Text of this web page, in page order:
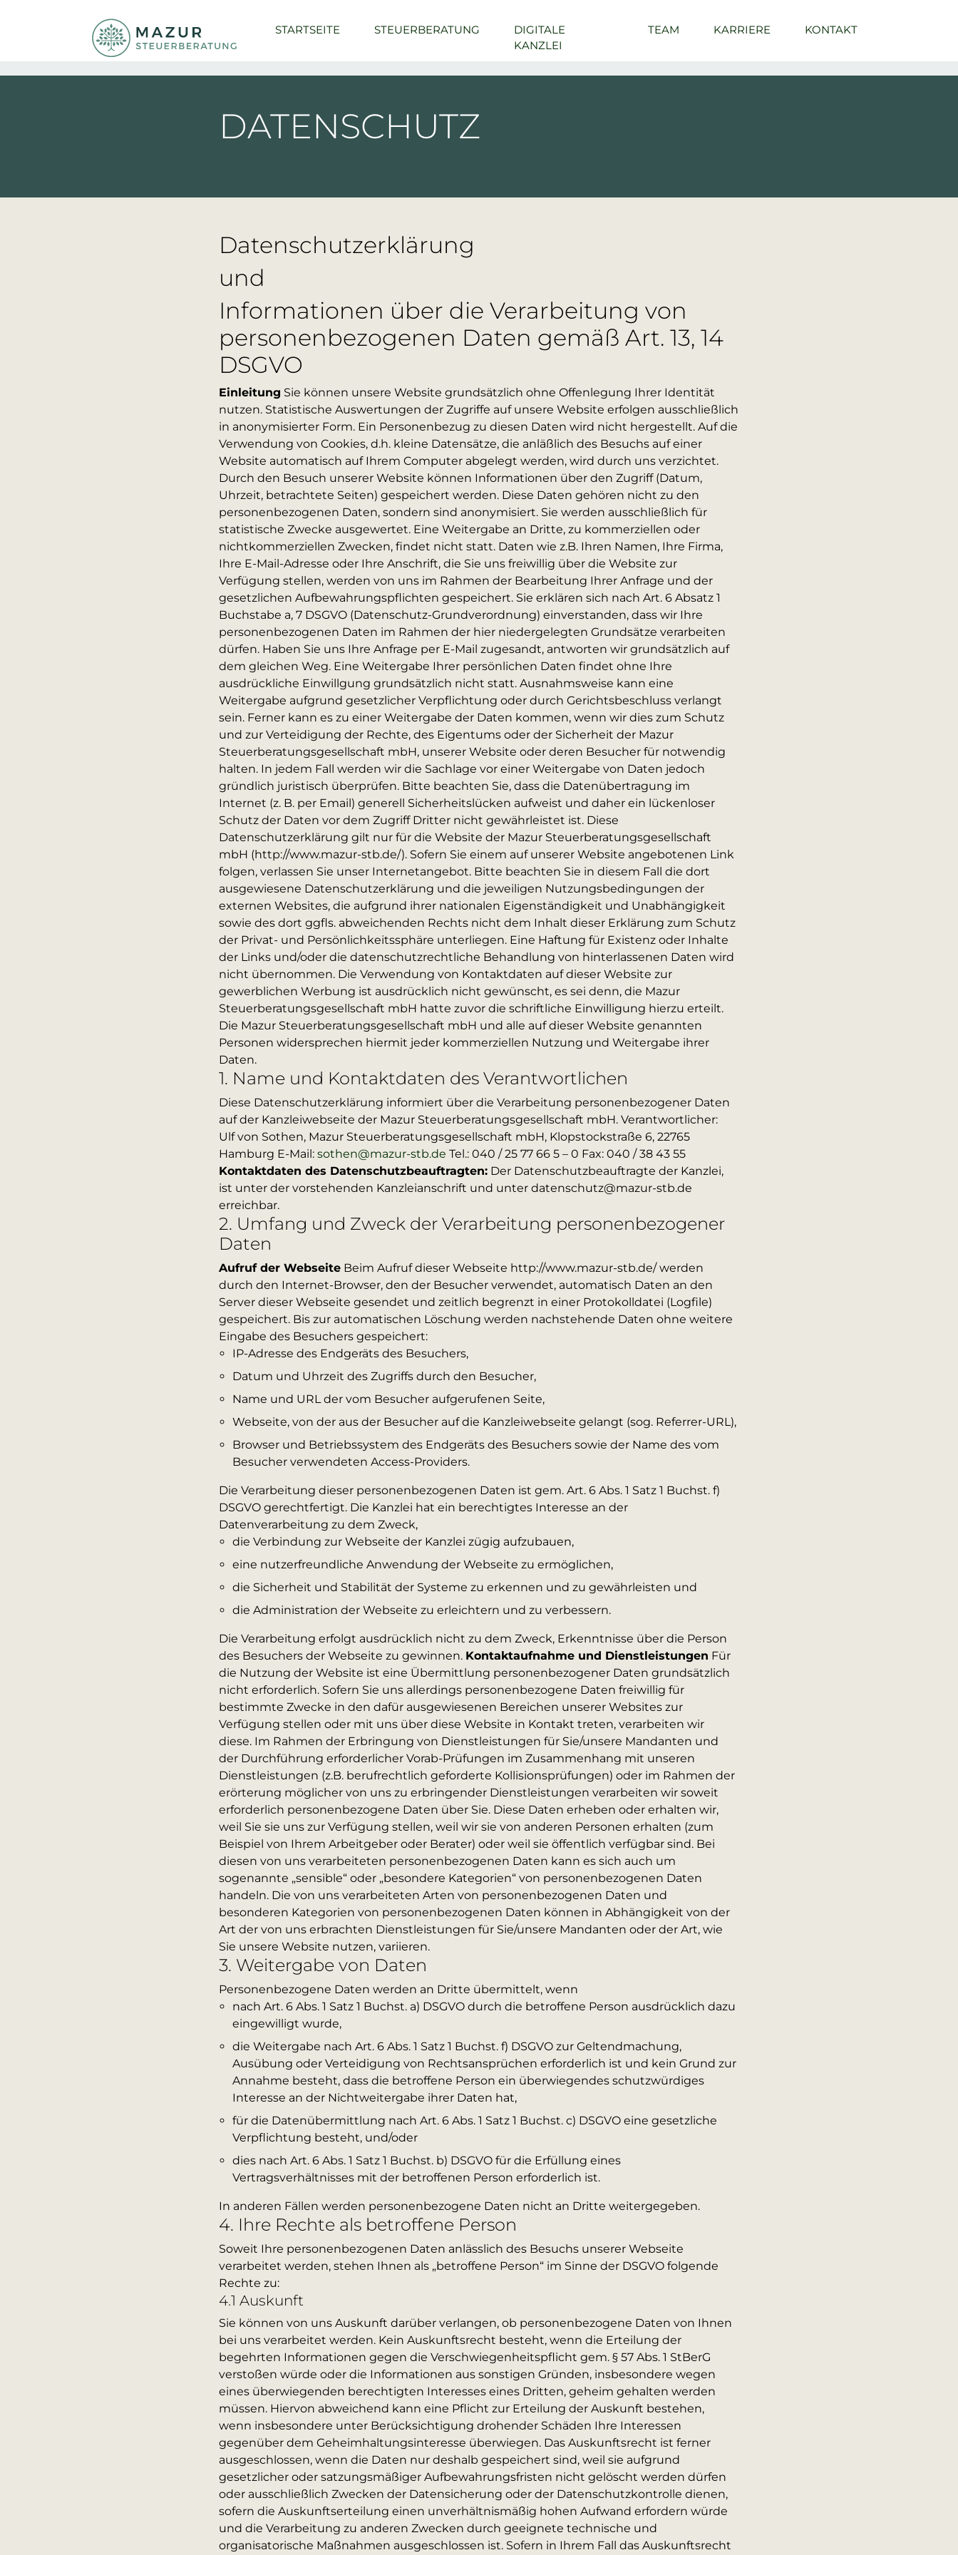
STARTSEITE STEUERBERATUNG
DIGITALE
KANZLEI
TEAM KARRIERE KONTAKT
DATENSCHUTZ
Datenschutzerklärung
und
Informationen über die Verarbeitung von
personenbezogenen Daten gemäß Art. 13, 14
DSGVO
Einleitung Sie können unsere Website grundsätzlich ohne Offenlegung Ihrer Identität
nutzen. Statistische Auswertungen der Zugriffe auf unsere Website erfolgen ausschließlich
in anonymisierter Form. Ein Personenbezug zu diesen Daten wird nicht hergestellt. Auf die
Verwendung von Cookies, d.h. kleine Datensätze, die anläßlich des Besuchs auf einer
Website automatisch auf Ihrem Computer abgelegt werden, wird durch uns verzichtet.
Durch den Besuch unserer Website können Informationen über den Zugriff (Datum,
Uhrzeit, betrachtete Seiten) gespeichert werden. Diese Daten gehören nicht zu den
personenbezogenen Daten, sondern sind anonymisiert. Sie werden ausschließlich für
statistische Zwecke ausgewertet. Eine Weitergabe an Dritte, zu kommerziellen oder
nichtkommerziellen Zwecken, findet nicht statt. Daten wie z.B. Ihren Namen, Ihre Firma,
Ihre E-Mail-Adresse oder Ihre Anschrift, die Sie uns freiwillig über die Website zur
Verfügung stellen, werden von uns im Rahmen der Bearbeitung Ihrer Anfrage und der
gesetzlichen Aufbewahrungspflichten gespeichert. Sie erklären sich nach Art. 6 Absatz 1
Buchstabe a, 7 DSGVO (Datenschutz-Grundverordnung) einverstanden, dass wir Ihre
personenbezogenen Daten im Rahmen der hier niedergelegten Grundsätze verarbeiten
dürfen. Haben Sie uns Ihre Anfrage per E-Mail zugesandt, antworten wir grundsätzlich auf
dem gleichen Weg. Eine Weitergabe Ihrer persönlichen Daten findet ohne Ihre
ausdrückliche Einwillgung grundsätzlich nicht statt. Ausnahmsweise kann eine
Weitergabe aufgrund gesetzlicher Verpflichtung oder durch Gerichtsbeschluss verlangt
sein. Ferner kann es zu einer Weitergabe der Daten kommen, wenn wir dies zum Schutz
und zur Verteidigung der Rechte, des Eigentums oder der Sicherheit der Mazur
Steuerberatungsgesellschaft mbH, unserer Website oder deren Besucher für notwendig
halten. In jedem Fall werden wir die Sachlage vor einer Weitergabe von Daten jedoch
gründlich juristisch überprüfen. Bitte beachten Sie, dass die Datenübertragung im
Internet (z. B. per Email) generell Sicherheitslücken aufweist und daher ein lückenloser
Schutz der Daten vor dem Zugriff Dritter nicht gewährleistet ist. Diese
Datenschutzerklärung gilt nur für die Website der Mazur Steuerberatungsgesellschaft
mbH (http://www.mazur-stb.de/). Sofern Sie einem auf unserer Website angebotenen Link
folgen, verlassen Sie unser Internetangebot. Bitte beachten Sie in diesem Fall die dort
ausgewiesene Datenschutzerklärung und die jeweiligen Nutzungsbedingungen der
externen Websites, die aufgrund ihrer nationalen Eigenständigkeit und Unabhängigkeit
sowie des dort ggfls. abweichenden Rechts nicht dem Inhalt dieser Erklärung zum Schutz
der Privat- und Persönlichkeitssphäre unterliegen. Eine Haftung für Existenz oder Inhalte
der Links und/oder die datenschutzrechtliche Behandlung von hinterlassenen Daten wird
nicht übernommen. Die Verwendung von Kontaktdaten auf dieser Website zur
gewerblichen Werbung ist ausdrücklich nicht gewünscht, es sei denn, die Mazur
Steuerberatungsgesellschaft mbH hatte zuvor die schriftliche Einwilligung hierzu erteilt.
Die Mazur Steuerberatungsgesellschaft mbH und alle auf dieser Website genannten
Personen widersprechen hiermit jeder kommerziellen Nutzung und Weitergabe ihrer
Daten.
1. Name und Kontaktdaten des Verantwortlichen
Diese Datenschutzerklärung informiert über die Verarbeitung personenbezogener Daten
auf der Kanzleiwebseite der Mazur Steuerberatungsgesellschaft mbH. Verantwortlicher:
Ulf von Sothen, Mazur Steuerberatungsgesellschaft mbH, Klopstockstraße 6, 22765
Hamburg E-Mail: sothen@mazur-stb.de Tel.: 040 / 25 77 66 5 – 0 Fax: 040 / 38 43 55
Kontaktdaten des Datenschutzbeauftragten: Der Datenschutzbeauftragte der Kanzlei,
ist unter der vorstehenden Kanzleianschrift und unter datenschutz@mazur-stb.de
erreichbar.
2. Umfang und Zweck der Verarbeitung personenbezogener
Daten
Aufruf der Webseite Beim Aufruf dieser Webseite http://www.mazur-stb.de/ werden
durch den Internet-Browser, den der Besucher verwendet, automatisch Daten an den
Server dieser Webseite gesendet und zeitlich begrenzt in einer Protokolldatei (Logfile)
gespeichert. Bis zur automatischen Löschung werden nachstehende Daten ohne weitere
Eingabe des Besuchers gespeichert:
IP-Adresse des Endgeräts des Besuchers,
Datum und Uhrzeit des Zugriffs durch den Besucher,
Name und URL der vom Besucher aufgerufenen Seite,
Webseite, von der aus der Besucher auf die Kanzleiwebseite gelangt (sog. Referrer-URL),
Browser und Betriebssystem des Endgeräts des Besuchers sowie der Name des vom
Besucher verwendeten Access-Providers.
Die Verarbeitung dieser personenbezogenen Daten ist gem. Art. 6 Abs. 1 Satz 1 Buchst. f)
DSGVO gerechtfertigt. Die Kanzlei hat ein berechtigtes Interesse an der
Datenverarbeitung zu dem Zweck,
die Verbindung zur Webseite der Kanzlei zügig aufzubauen,
eine nutzerfreundliche Anwendung der Webseite zu ermöglichen,
die Sicherheit und Stabilität der Systeme zu erkennen und zu gewährleisten und
die Administration der Webseite zu erleichtern und zu verbessern.
Die Verarbeitung erfolgt ausdrücklich nicht zu dem Zweck, Erkenntnisse über die Person
des Besuchers der Webseite zu gewinnen. Kontaktaufnahme und Dienstleistungen Für
die Nutzung der Website ist eine Übermittlung personenbezogener Daten grundsätzlich
nicht erforderlich. Sofern Sie uns allerdings personenbezogene Daten freiwillig für
bestimmte Zwecke in den dafür ausgewiesenen Bereichen unserer Websites zur
Verfügung stellen oder mit uns über diese Website in Kontakt treten, verarbeiten wir
diese. Im Rahmen der Erbringung von Dienstleistungen für Sie/unsere Mandanten und
der Durchführung erforderlicher Vorab-Prüfungen im Zusammenhang mit unseren
Dienstleistungen (z.B. berufrechtlich geforderte Kollisionsprüfungen) oder im Rahmen der
erörterung möglicher von uns zu erbringender Dienstleistungen verarbeiten wir soweit
erforderlich personenbezogene Daten über Sie. Diese Daten erheben oder erhalten wir,
weil Sie sie uns zur Verfügung stellen, weil wir sie von anderen Personen erhalten (zum
Beispiel von Ihrem Arbeitgeber oder Berater) oder weil sie öffentlich verfügbar sind. Bei
diesen von uns verarbeiteten personenbezogenen Daten kann es sich auch um
sogenannte „sensible“ oder „besondere Kategorien“ von personenbezogenen Daten
handeln. Die von uns verarbeiteten Arten von personenbezogenen Daten und
besonderen Kategorien von personenbezogenen Daten können in Abhängigkeit von der
Art der von uns erbrachten Dienstleistungen für Sie/unsere Mandanten oder der Art, wie
Sie unsere Website nutzen, variieren.
3. Weitergabe von Daten
Personenbezogene Daten werden an Dritte übermittelt, wenn
nach Art. 6 Abs. 1 Satz 1 Buchst. a) DSGVO durch die betroffene Person ausdrücklich dazu
eingewilligt wurde,
die Weitergabe nach Art. 6 Abs. 1 Satz 1 Buchst. f) DSGVO zur Geltendmachung,
Ausübung oder Verteidigung von Rechtsansprüchen erforderlich ist und kein Grund zur
Annahme besteht, dass die betroffene Person ein überwiegendes schutzwürdiges
Interesse an der Nichtweitergabe ihrer Daten hat,
für die Datenübermittlung nach Art. 6 Abs. 1 Satz 1 Buchst. c) DSGVO eine gesetzliche
Verpflichtung besteht, und/oder
dies nach Art. 6 Abs. 1 Satz 1 Buchst. b) DSGVO für die Erfüllung eines
Vertragsverhältnisses mit der betroffenen Person erforderlich ist.
In anderen Fällen werden personenbezogene Daten nicht an Dritte weitergegeben.
4. Ihre Rechte als betroffene Person
Soweit Ihre personenbezogenen Daten anlässlich des Besuchs unserer Webseite
verarbeitet werden, stehen Ihnen als „betroffene Person“ im Sinne der DSGVO folgende
Rechte zu:
4.1 Auskunft
Sie können von uns Auskunft darüber verlangen, ob personenbezogene Daten von Ihnen
bei uns verarbeitet werden. Kein Auskunftsrecht besteht, wenn die Erteilung der
begehrten Informationen gegen die Verschwiegenheitspflicht gem. § 57 Abs. 1 StBerG
verstoßen würde oder die Informationen aus sonstigen Gründen, insbesondere wegen
eines überwiegenden berechtigten Interesses eines Dritten, geheim gehalten werden
müssen. Hiervon abweichend kann eine Pflicht zur Erteilung der Auskunft bestehen,
wenn insbesondere unter Berücksichtigung drohender Schäden Ihre Interessen
gegenüber dem Geheimhaltungsinteresse überwiegen. Das Auskunftsrecht ist ferner
ausgeschlossen, wenn die Daten nur deshalb gespeichert sind, weil sie aufgrund
gesetzlicher oder satzungsmäßiger Aufbewahrungsfristen nicht gelöscht werden dürfen
oder ausschließlich Zwecken der Datensicherung oder der Datenschutzkontrolle dienen,
sofern die Auskunftserteilung einen unverhältnismäßig hohen Aufwand erfordern würde
und die Verarbeitung zu anderen Zwecken durch geeignete technische und
organisatorische Maßnahmen ausgeschlossen ist. Sofern in Ihrem Fall das Auskunftsrecht